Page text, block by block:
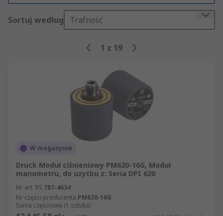
Sortuj według Trafność
1 z 19
W magazynie
Druck Moduł ciśnieniowy PM620-16G, Moduł
manometru, do uzytku z: Seria DPI 620
Nr art. RS 787-4634
Nr części producenta PM620-16G
Suma częściowa (1 sztuka)